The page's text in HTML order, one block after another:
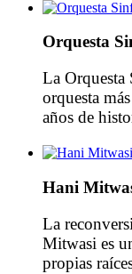
en muchos
entre los
y el
le concedió
Orquesta
La Orquesta
orquesta
años de
mejores
Kleiber,
Bruno
Alexander
Hani
La
Mitwasi es
propias